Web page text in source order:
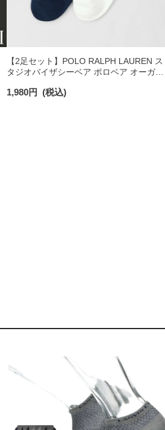
【2足セット】POLO RALPH LAUREN ス
タジオバイザシーベア ポロベア オーガニ
ンズ レディース 92009650
1,980円 (税込)